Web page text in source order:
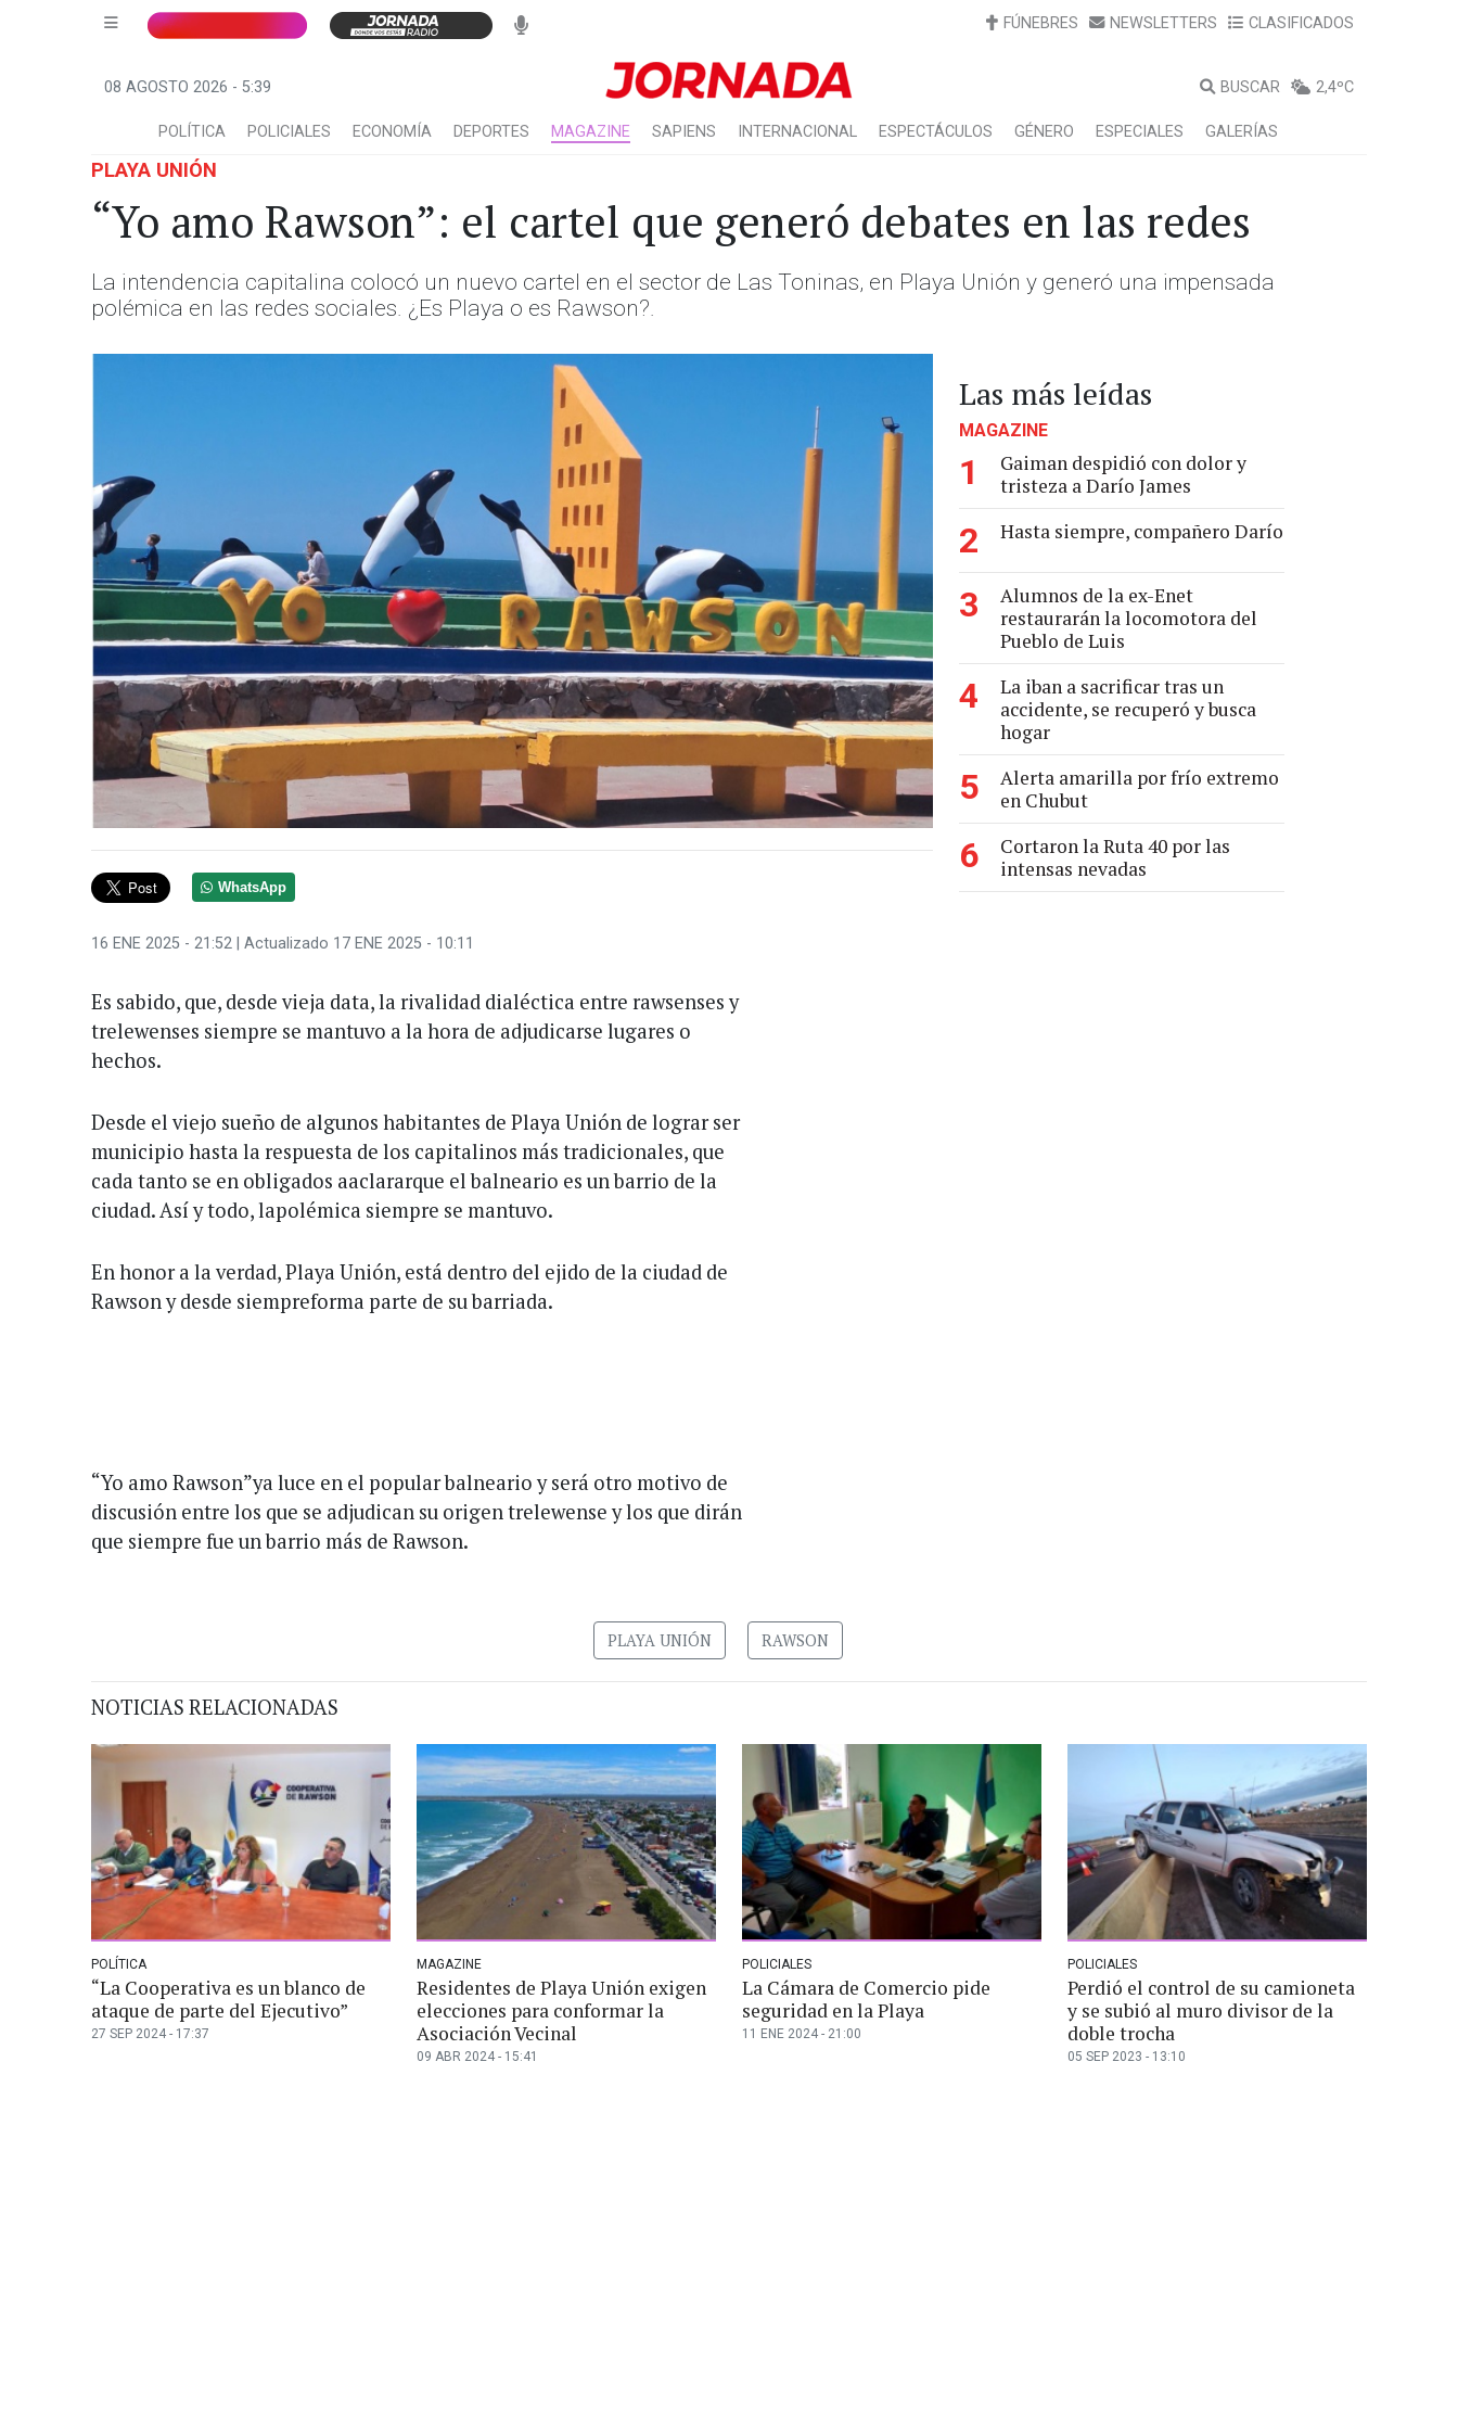
FÚNEBRES NEWSLETTERS CLASIFICADOS
08 AGOSTO 2026 - 5:39 BUSCAR 2,4ºC
POLÍTICA POLICIALES ECONOMÍA DEPORTES MAGAZINE SAPIENS INTERNACIONAL ESPECTÁCULOS GÉNERO ESPECIALES GALERÍAS
PLAYA UNIÓN
“Yo amo Rawson”: el cartel que generó debates en las redes
La intendencia capitalina colocó un nuevo cartel en el sector de Las Toninas, en Playa Unión y generó una impensada
polémica en las redes sociales. ¿Es Playa o es Rawson?.
WhatsApp
16 ENE 2025 - 21:52 | Actualizado 17 ENE 2025 - 10:11
Es sabido, que, desde vieja data, la rivalidad dialéctica entre rawsenses y
trelewenses siempre se mantuvo a la hora de adjudicarse lugares o
hechos.
Desde el viejo sueño de algunos habitantes de Playa Unión de lograr ser
municipio hasta la respuesta de los capitalinos más tradicionales, que
cada tanto se en obligados aaclararque el balneario es un barrio de la
ciudad. Así y todo, lapolémica siempre se mantuvo.
En honor a la verdad, Playa Unión, está dentro del ejido de la ciudad de
Rawson y desde siempreforma parte de su barriada.
“Yo amo Rawson”ya luce en el popular balneario y será otro motivo de
discusión entre los que se adjudican su origen trelewense y los que dirán
que siempre fue un barrio más de Rawson.
Las más leídas
MAGAZINE
1
Gaiman despidió con dolor y
tristeza a Darío James
2 Hasta siempre, compañero Darío
3
Alumnos de la ex-Enet
restaurarán la locomotora del
Pueblo de Luis
4
La iban a sacrificar tras un
accidente, se recuperó y busca
hogar
5
Alerta amarilla por frío extremo
en Chubut
6
Cortaron la Ruta 40 por las
intensas nevadas
PLAYA UNIÓN RAWSON
NOTICIAS RELACIONADAS
POLÍTICA
“La Cooperativa es un blanco de
ataque de parte del Ejecutivo”
27 SEP 2024 - 17:37
MAGAZINE
Residentes de Playa Unión exigen
elecciones para conformar la
Asociación Vecinal
09 ABR 2024 - 15:41
POLICIALES
La Cámara de Comercio pide
seguridad en la Playa
11 ENE 2024 - 21:00
POLICIALES
Perdió el control de su camioneta
y se subió al muro divisor de la
doble trocha
05 SEP 2023 - 13:10